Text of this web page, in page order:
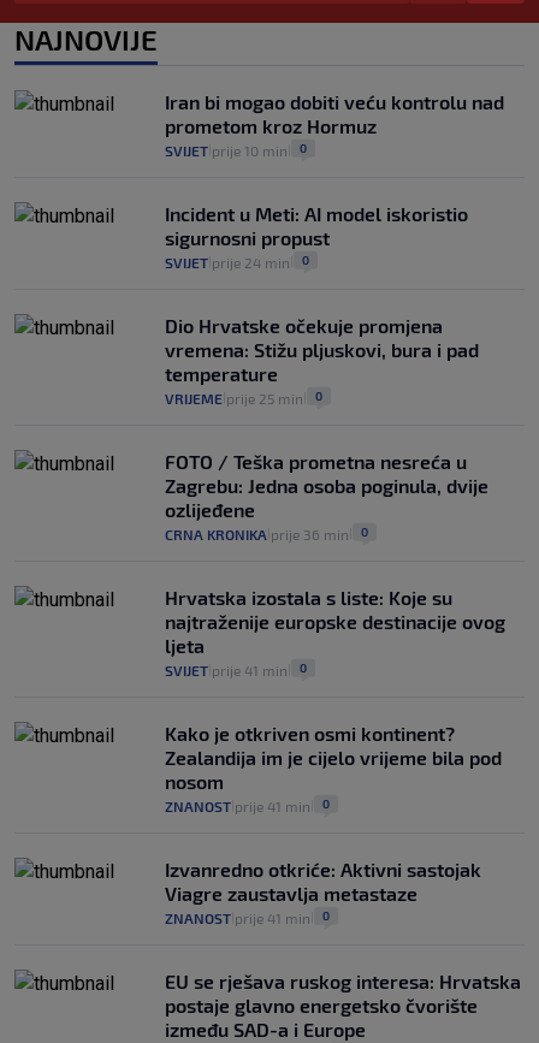
se dogodilo ništa. Vlada se zaljubila u te
intervencije"
Analitičar o Mostu: Oni su u yin-yang
poziciji i imaju drugog najpoznatijeg
bravara u povijesti Hrvatske
30. srp.
NAJNOVIJE
Iran bi mogao dobiti veću kontrolu nad
prometom kroz Hormuz
SVIJET prije 10 min 0
Incident u Meti: AI model iskoristio
sigurnosni propust
SVIJET prije 24 min 0
Dio Hrvatske očekuje promjena
vremena: Stižu pljuskovi, bura i pad
temperature
VRIJEME prije 25 min 0
FOTO / Teška prometna nesreća u
Zagrebu: Jedna osoba poginula, dvije
ozlijeđene
CRNA KRONIKA prije 36 min 0
Hrvatska izostala s liste: Koje su
najtraženije europske destinacije ovog
ljeta
SVIJET prije 41 min 0
Kako je otkriven osmi kontinent?
Zealandija im je cijelo vrijeme bila pod
nosom
ZNANOST prije 41 min 0
Izvanredno otkriće: Aktivni sastojak
Viagre zaustavlja metastaze
ZNANOST prije 41 min 0
EU se rješava ruskog interesa: Hrvatska
postaje glavno energetsko čvorište
između SAD-a i Europe